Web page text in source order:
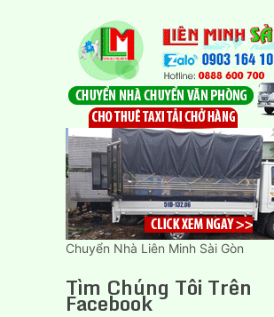
Chuyển Nhà Liên Minh Sài Gòn
Tìm Chúng Tôi Trên
Facebook